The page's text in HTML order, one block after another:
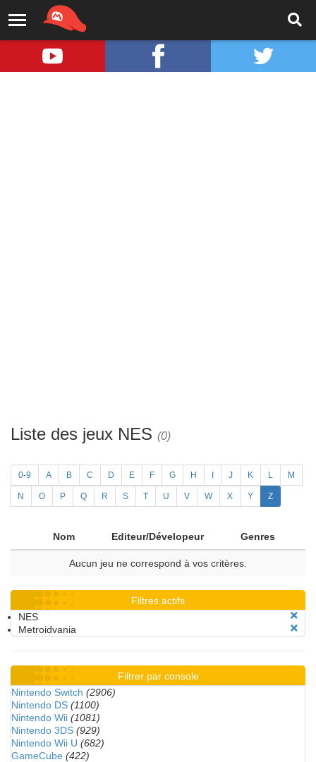
Liste des jeux NES (0)
0-9 A B C D E F G H J K L M
N O P Q R S T U V W X Y Z
Nom Editeur/Dévelopeur Genres
Aucun jeu ne correspond à vos critères.
Filtres actifs
NES
Metroidvania
Filtrer par console
Nintendo Switch (2906)
Nintendo DS (1100)
Nintendo Wii (1081)
Nintendo 3DS (929)
Nintendo Wii U (682)
GameCube (422)